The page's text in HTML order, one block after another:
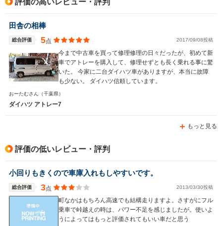
評価の高いレビュー・評判
田舎の相棒
総合評価 5点 2017/09/08投稿
今まで中古車を買って修理修理の日々だったが、初めて新
車でアトレーを購入して、修理せずとも長く乗れる事に驚
いた。 今家に二台ダイハツ車がありますが、本当に故障
も少ない。 ダイハツ信頼しています。
おーたむさん （千葉県）
ダイハツ アトレー7
もっと見る
評価の低いレビュー・評判
小回りもきくので車庫入れもしやすいです。
総合評価 3点 2013/03/30投稿
町なかはもちろん高速でも結構走りますよ。さすがにフル
乗車で峠越えの時は、パワー不足を感じましたが。使いよ
うによってはもっと評価されてもいい車だと思う